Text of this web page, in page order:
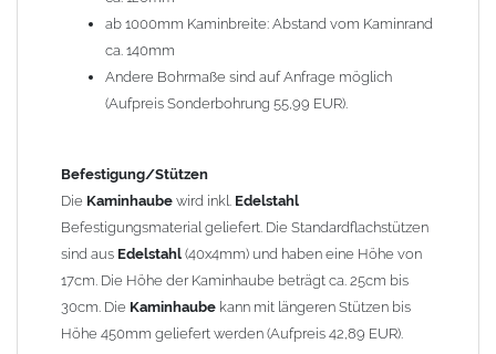
17 Dach, 18 Plafond 2, 19 S-Line, 20 Pult
Typ 07 (Welle hoch) und 08 (Doppel Welle) haben einen
Aufpreis von 20% (bitte anfragen - Bestellung nicht über
Shop möglich).
Die Typen 02 (Bogen), 06 (Krempe), 09 (Pagode), 10
1,5mm hergestellt (Preis auf Anfrage = ca. 2-3-fache vom
1,5mm Standardpreis)
allgemeine Informationen:
Ab einer Kaminlängevon 1200mm werden 6
Kaminstützengeliefert.
Bei der Kombination mitWetterfahneundKaminbreite
ab 1000mm Kaminbreite: Abstand vom Kaminrand
ca. 140mm
Andere Bohrmaße sind auf Anfrage möglich
(Aufpreis Sonderbohrung 55,99 EUR).
Befestigung/Stützen
Die Kaminhaube wird inkl. Edelstahl
Befestigungsmaterial geliefert. Die Standardflachstützen
sind aus Edelstahl (40x4mm) und haben eine Höhe von
17cm. Die Höhe der Kaminhaube beträgt ca. 25cm bis
30cm. Die Kaminhaube kann mit längeren Stützen bis
Höhe 450mm geliefert werden (Aufpreis 42,89 EUR).